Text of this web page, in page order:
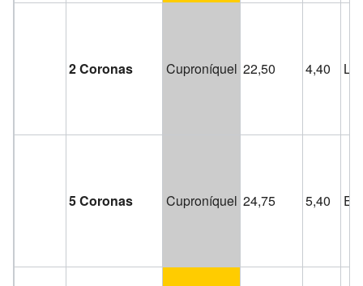
2 Coronas Cuproníquel 22,50 4,40
5 Coronas Cuproníquel 24,75 5,40